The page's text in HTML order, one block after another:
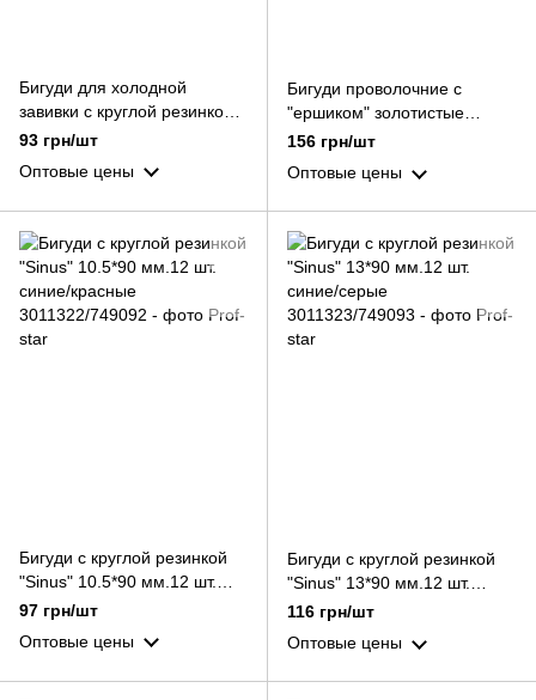
Бигуди для холодной
завивки с круглой резинкой
9*95 мм.12 шт. жёлтые/
93 грн/шт
Оптовые цены
Бигуди проволочние с
"ершиком" золотистые
d13mm
156 грн/шт
Оптовые цены
Бигуди с круглой резинкой
"Sinus" 10.5*90 мм.12 шт.
синие/красные
97 грн/шт
Оптовые цены
Бигуди с круглой резинкой
"Sinus" 13*90 мм.12 шт.
синие/серые
116 грн/шт
Оптовые цены